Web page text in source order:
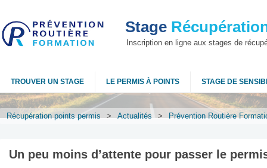
Stage
Inscription en ligne aux stages de
TROUVER UN STAGE LE PERMIS À POINTS STAGE DE
Récupération points permis > Actualités > Prévention Routière
Un peu moins d’attente pour passer le